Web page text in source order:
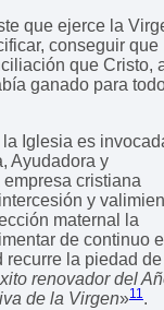
que ejerce la
conseguir que
que Cristo,
ganado para
Iglesia es
Ayudadora y
cristiana
y
maternal la
de continuo
recurre la piedad de
renovador del
de la Virgen»11.